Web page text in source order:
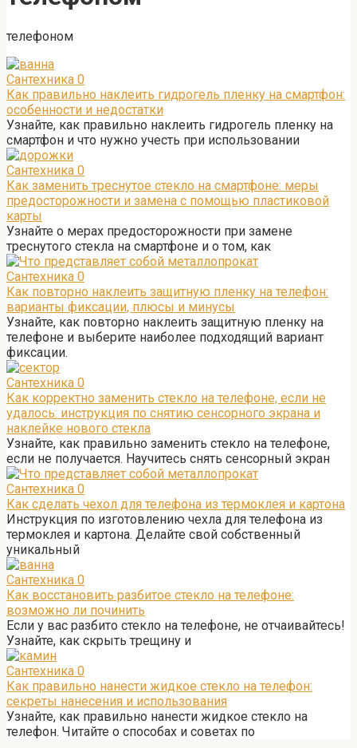
телефоном
Сантехника 0
Как правильно наклеить гидрогель пленку на смартфон:
особенности и недостатки
Узнайте, как правильно наклеить гидрогель пленку на
смартфон и что нужно учесть при использовании
Сантехника 0
Как заменить треснутое стекло на смартфоне: меры
предосторожности и замена с помощью пластиковой
карты
Узнайте о мерах предосторожности при замене
треснутого стекла на смартфоне и о том, как
Сантехника 0
Как повторно наклеить защитную пленку на телефон:
варианты фиксации, плюсы и минусы
Узнайте, как повторно наклеить защитную пленку на
телефоне и выберите наиболее подходящий вариант
фиксации.
Сантехника 0
Как корректно заменить стекло на телефоне, если не
удалось: инструкция по снятию сенсорного экрана и
наклейке нового стекла
Узнайте, как правильно заменить стекло на телефоне,
если не получается. Научитесь снять сенсорный экран
Сантехника 0
Как сделать чехол для телефона из термоклея и картона
Инструкция по изготовлению чехла для телефона из
термоклея и картона. Делайте свой собственный
уникальный
Сантехника 0
Как восстановить разбитое стекло на телефоне:
возможно ли починить
Если у вас разбито стекло на телефоне, не отчаивайтесь!
Узнайте, как скрыть трещину и
Сантехника 0
Как правильно нанести жидкое стекло на телефон:
секреты нанесения и использования
Узнайте, как правильно нанести жидкое стекло на
телефон. Читайте о способах и советах по